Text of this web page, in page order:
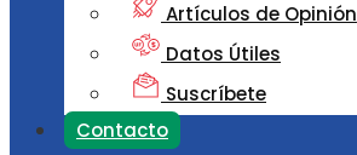
Artículos de Opinión
Datos Útiles
Suscríbete
Contacto